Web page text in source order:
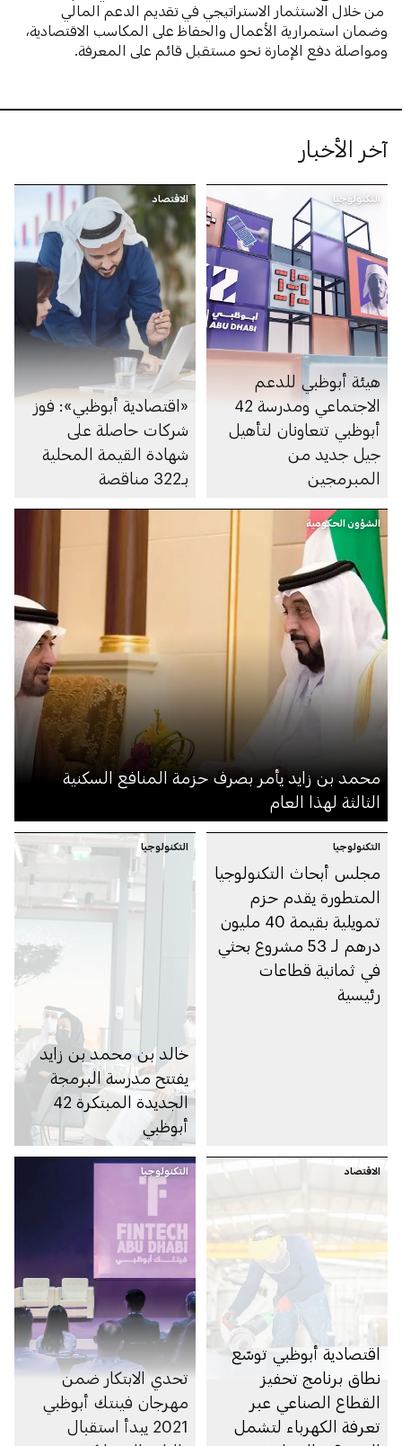
من خلال الاستثمار الاستراتيجي في تقديم الدعم المالي
وضمان استمرارية الأعمال والحفاظ على المكاسب الاقتصادية،
ومواصلة دفع الإمارة نحو مستقبل قائم على المعرفة.
آخر الأخبار
التكنولوجيا
هيئة أبوظبي للدعم
الاجتماعي ومدرسة 42
أبوظبي تتعاونان لتأهيل
جيل جديد من
المبرمجين
الاقتصاد
«اقتصادية أبوظبي»: فوز
شركات حاصلة على
شهادة القيمة المحلية
بـ322 مناقصة
الشؤون الحكومية
محمد بن زايد يأمر بصرف حزمة المنافع السكنية
الثالثة لهذا العام
التكنولوجيا
مجلس أبحاث التكنولوجيا
المتطورة يقدم حزم
تمويلية بقيمة 40 مليون
درهم لـ 53 مشروع بحثي
في ثمانية قطاعات
رئيسية
التكنولوجيا
خالد بن محمد بن زايد
يفتتح مدرسة البرمجة
الجديدة المبتكرة 42
أبوظبي
الاقتصاد
اقتصادية أبوظبي توسّع
نطاق برنامج تحفيز
القطاع الصناعي عبر
تعرفة الكهرباء لتشمل
التكنولوجيا
تحدي الابتكار ضمن
مهرجان فينتك أبوظبي
2021 يبدأ استقبال